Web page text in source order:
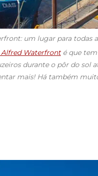
um lugar para todas
Alfred Waterfronté que tem
durante o pôr do sol
mais! Há também